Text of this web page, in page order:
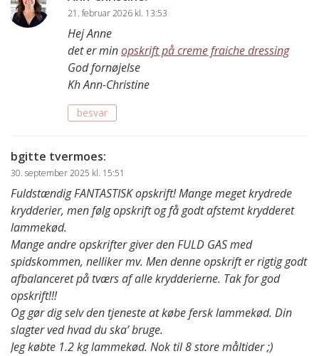
21. februar 2026 kl. 13:53
Hej Anne
det er minopskrift på creme fraiche dressing
God fornøjelse
Kh Ann-Christine
besvar
bgitte tvermoes:
30. september 2025 kl. 15:51
Fuldstændig FANTASTISK opskrift! Mange meget krydrede
krydderier, men følg opskrift og få godt afstemt krydderet
lammekød.
Mange andre opskrifter giver den FULD GAS med
spidskommen, nelliker mv. Men denne opskrift er rigtig godt
afbalanceret på tværs af alle krydderierne. Tak for god
opskrift!!!
Og gør dig selv den tjeneste at købe fersk lammekød. Din
slagter ved hvad du ska’ bruge.
Jeg købte 1.2 kg lammekød. Nok til 8 store måltider ;)